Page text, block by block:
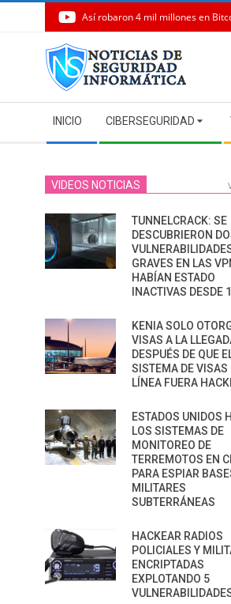
Así robaron 4 mil millones en
Navigation
Menu
INICIO CIBERSEGURIDAD
VIDEOS NOTICIAS
TUNNELCRACK: SE
DESCUBRIERON
GRAVES EN LAS
HABÍAN ESTADO
INACTIVAS DESDE
KENIA SOLO
VISAS A LA
DESPUÉS DE QUE
SISTEMA DE VISAS
LÍNEA FUERA
ESTADOS UNIDOS
LOS SISTEMAS DE
MONITOREO DE
TERREMOTOS EN
PARA ESPIAR
MILITARES
SUBTERRÁNEAS
HACKEAR RADIOS
POLICIALES Y
ENCRIPTADAS
EXPLOTANDO 5